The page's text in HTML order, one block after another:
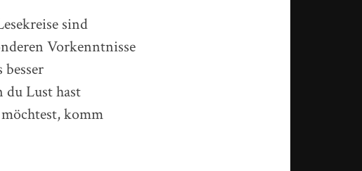
sind
Vorkenntnisse
du Lust hast
komm